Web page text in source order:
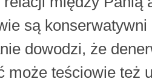
są
dowodzi, że
może teściowie też